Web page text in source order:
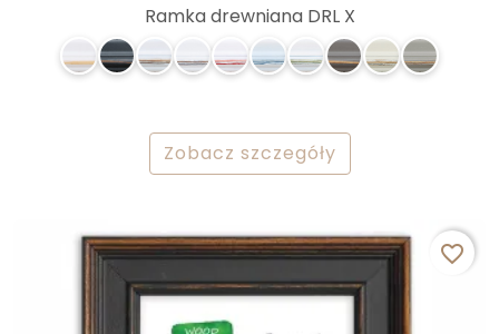
Ramka drewniana DRL X
Zobacz szczegóły
favorite_border